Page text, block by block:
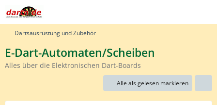
Dartsausrüstung und Zubehör
E-Dart-Automaten/Scheiben
Alles über die Elektronischen Dart-Boards
Alle als gelesen markieren